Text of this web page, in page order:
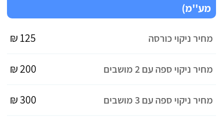
מע''מ)
מחיר ניקוי כורסה 125 ₪
מחיר ניקוי ספה עם 2 מושבים 200 ₪
מחיר ניקוי ספה עם 3 מושבים 300 ₪